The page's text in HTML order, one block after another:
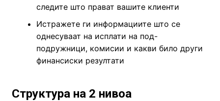
следите што прават вашите клиенти
Истражете ги информациите што се
однесуваат на исплати на под-
подружници, комисии и какви било други
финансиски резултати
Структура на 2 нивоа